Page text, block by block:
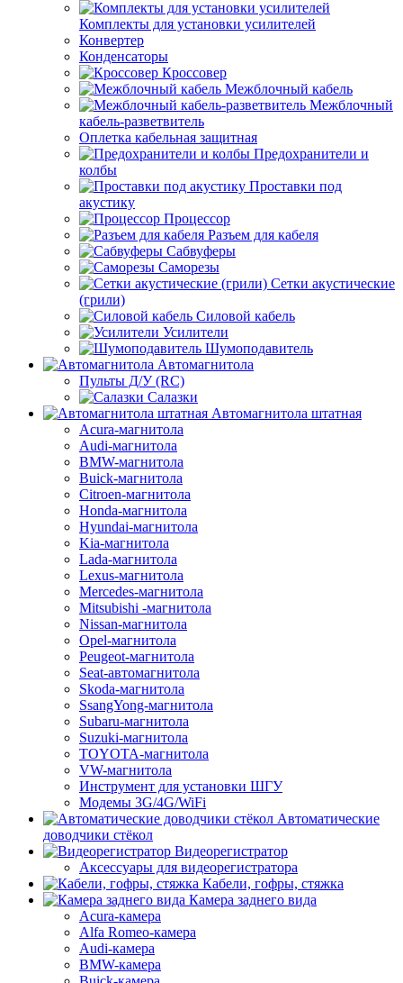
Комплекты для установки усилителей
Конвертер
Конденсаторы
Кроссовер
Межблочный кабель
Межблочный
кабель-разветвитель
Оплетка кабельная защитная
Предохранители и
колбы
Проставки под
акустику
Процессор
Разъем для кабеля
Сабвуферы
Саморезы
Сетки акустические
(грили)
Силовой кабель
Усилители
Шумоподавитель
Автомагнитола
Пульты Д/У (RC)
Салазки
Автомагнитола штатная
Acura-магнитола
Audi-магнитола
BMW-магнитола
Buick-магнитола
Citroen-магнитола
Honda-магнитола
Hyundai-магнитола
Kia-магнитола
Lada-магнитола
Lexus-магнитола
Mercedes-магнитола
Mitsubishi -магнитола
Nissan-магнитола
Opel-магнитола
Peugeot-магнитола
Seat-автомагнитола
Skoda-магнитола
SsangYong-магнитола
Subaru-магнитола
Suzuki-магнитола
TOYOTA-магнитола
VW-магнитола
Инструмент для установки ШГУ
Модемы 3G/4G/WiFi
Автоматические
доводчики стёкол
Видеорегистратор
Аксессуары для видеорегистратора
Кабели, гофры, стяжка
Камера заднего вида
Acura-камера
Alfa Romeo-камера
Audi-камера
BMW-камера